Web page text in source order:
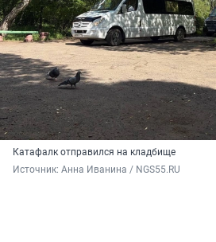
Катафалк отправился на кладбище
Источник: Анна Иванина / NGS55.RU